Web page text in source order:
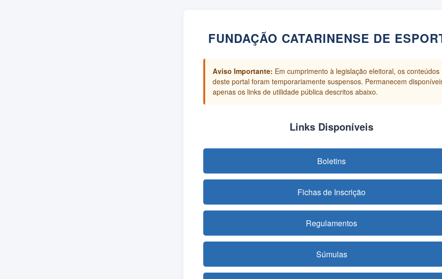
FUNDAÇÃO CATARINENSE DE
Aviso Importante: Em cumprimento à legislação eleitoral, os conteúdos
deste portal foram temporariamente suspensos. Permanecem
apenas os links de utilidade pública descritos abaixo.
Links Disponíveis
Boletins
Fichas de Inscrição
Regulamentos
Súmulas